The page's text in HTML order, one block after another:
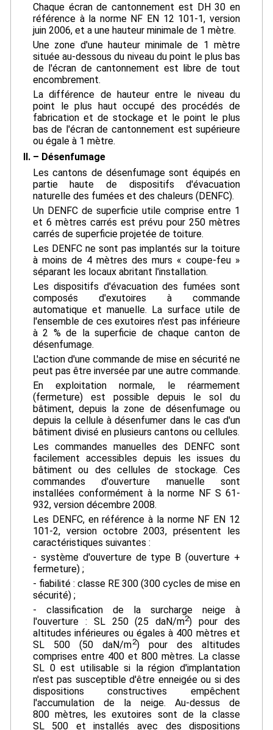
Chaque écran de cantonnement est DH 30 en
référence à la norme NF EN 12 101-1, version
juin 2006, et a une hauteur minimale de 1 mètre.
Une zone d'une hauteur minimale de 1 mètre
située au-dessous du niveau du point le plus bas
de l'écran de cantonnement est libre de tout
encombrement.
La différence de hauteur entre le niveau du
point le plus haut occupé des procédés de
fabrication et de stockage et le point le plus
bas de l'écran de cantonnement est supérieure
ou égale à 1 mètre.
II. – Désenfumage
Les cantons de désenfumage sont équipés en
partie haute de dispositifs d'évacuation
naturelle des fumées et des chaleurs (DENFC).
Un DENFC de superficie utile comprise entre 1
et 6 mètres carrés est prévu pour 250 mètres
carrés de superficie projetée de toiture.
Les DENFC ne sont pas implantés sur la toiture
à moins de 4 mètres des murs « coupe-feu »
séparant les locaux abritant l'installation.
Les dispositifs d'évacuation des fumées sont
composés d'exutoires à commande
automatique et manuelle. La surface utile de
l'ensemble de ces exutoires n'est pas inférieure
à 2 % de la superficie de chaque canton de
désenfumage.
L'action d'une commande de mise en sécurité ne
peut pas être inversée par une autre commande.
En exploitation normale, le réarmement
(fermeture) est possible depuis le sol du
bâtiment, depuis la zone de désenfumage ou
depuis la cellule à désenfumer dans le cas d'un
bâtiment divisé en plusieurs cantons ou cellules.
Les commandes manuelles des DENFC sont
facilement accessibles depuis les issues du
bâtiment ou des cellules de stockage. Ces
commandes d'ouverture manuelle sont
installées conformément à la norme NF S 61-
932, version décembre 2008.
Les DENFC, en référence à la norme NF EN 12
101-2, version octobre 2003, présentent les
caractéristiques suivantes :
- système d'ouverture de type B (ouverture +
fermeture) ;
- fiabilité : classe RE 300 (300 cycles de mise en
sécurité) ;
- classification de la surcharge neige à
l'ouverture : SL 250 (25 daN/m2) pour des
altitudes inférieures ou égales à 400 mètres et
SL 500 (50 daN/m2) pour des altitudes
comprises entre 400 et 800 mètres. La classe
SL 0 est utilisable si la région d'implantation
n'est pas susceptible d'être enneigée ou si des
dispositions constructives empêchent
l'accumulation de la neige. Au-dessus de
800 mètres, les exutoires sont de la classe
SL 500 et installés avec des dispositions